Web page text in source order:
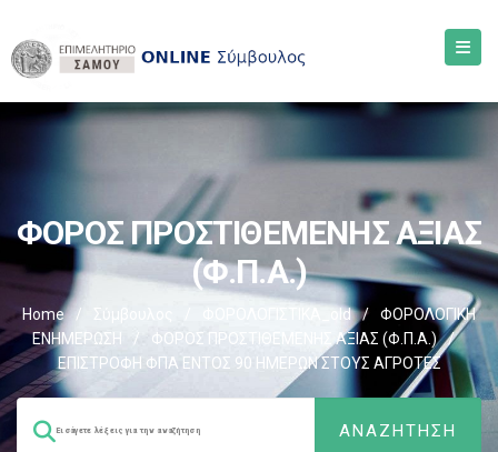
ΦΟΡΟΣ ΠΡΟΣΤΙΘΕΜΕΝΗΣ ΑΞΙΑΣ
(Φ.Π.Α.)
Home / Σύμβουλος ΦΟΡΟΛΟΓΙΣΤΙΚΑ_old /
ΦΟΡΟΛΟΓΙΚΗ
ΕΝΗΜΕΡΩΣΗ
/ ΦΟΡΟΣ ΠΡΟΣΤΙΘΕΜΕΝΗΣ ΑΞΙΑΣ (Φ.Π.Α.)
/
ΕΠΙΣΤΡΟΦΗ ΦΠΑ ΕΝΤΟΣ 90 ΗΜΕΡΩΝ ΣΤΟΥΣ ΑΓΡΟΤΕΣ